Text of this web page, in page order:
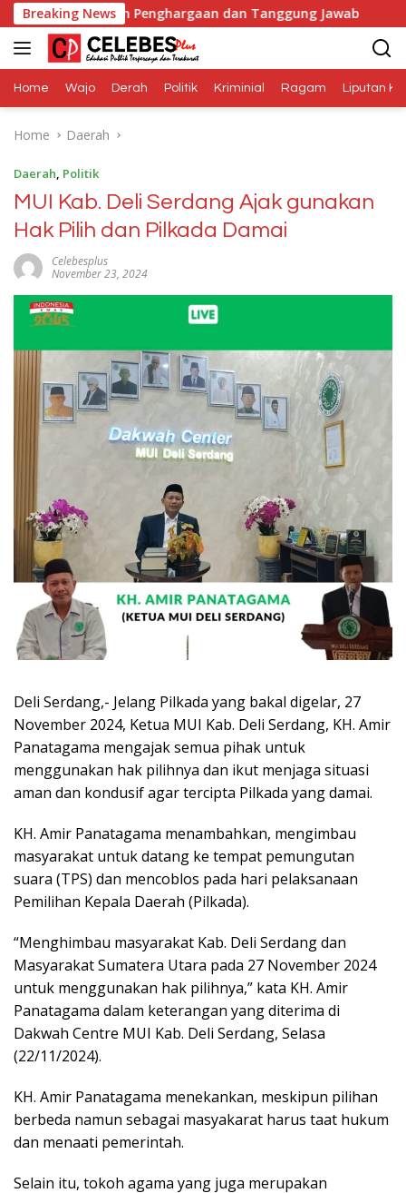
Skip
to
content
Breaking News
Adalah Penghargaan dan Tanggung Jawab Dana
Home Wajo Derah Politik Kriminial Ragam Liputan
Home Daerah
Daerah, Politik
MUI Kab. Deli Serdang Ajak gunakan
Hak Pilih dan Pilkada Damai
Celebesplus
November 23, 2024
Deli Serdang,- Jelang Pilkada yang bakal digelar, 27
November 2024, Ketua MUI Kab. Deli Serdang, KH. Amir
Panatagama mengajak semua pihak untuk
menggunakan hak pilihnya dan ikut menjaga situasi
aman dan kondusif agar tercipta Pilkada yang damai.
KH. Amir Panatagama menambahkan, mengimbau
masyarakat untuk datang ke tempat pemungutan
suara (TPS) dan mencoblos pada hari pelaksanaan
Pemilihan Kepala Daerah (Pilkada).
“Menghimbau masyarakat Kab. Deli Serdang dan
Masyarakat Sumatera Utara pada 27 November 2024
untuk menggunakan hak pilihnya,” kata KH. Amir
Panatagama dalam keterangan yang diterima di
Dakwah Centre MUI Kab. Deli Serdang, Selasa
(22/11/2024).
KH. Amir Panatagama menekankan, meskipun pilihan
berbeda namun sebagai masyakarat harus taat hukum
dan menaati pemerintah.
Selain itu, tokoh agama yang juga merupakan